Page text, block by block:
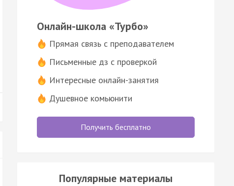
Онлайн-школа «Турбо»
Прямая связь с преподавателем
Письменные дз с проверкой
Интересные онлайн-занятия
Душевное комьюнити
Получить бесплатно
Популярные материалы